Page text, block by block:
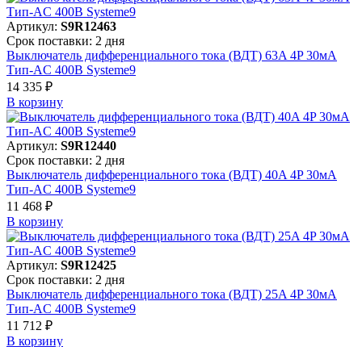
Артикул: S9R12463
Срок поставки: 2 дня
Выключатель дифференциального тока (ВДТ) 63A 4P 30мА
Тип-AC 400В Systeme9
14 335 ₽
В корзинy
Артикул: S9R12440
Срок поставки: 2 дня
Выключатель дифференциального тока (ВДТ) 40A 4P 30мА
Тип-AC 400В Systeme9
11 468 ₽
В корзинy
Артикул: S9R12425
Срок поставки: 2 дня
Выключатель дифференциального тока (ВДТ) 25A 4P 30мА
Тип-AC 400В Systeme9
11 712 ₽
В корзинy